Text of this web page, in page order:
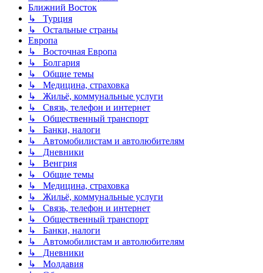
Ближний Восток
↳ Турция
↳ Остальные страны
Европа
↳ Восточная Европа
↳ Болгария
↳ Общие темы
↳ Медицина, страховка
↳ Жильё, коммунальные услуги
↳ Связь, телефон и интернет
↳ Общественный транспорт
↳ Банки, налоги
↳ Автомобилистам и автолюбителям
↳ Дневники
↳ Венгрия
↳ Общие темы
↳ Медицина, страховка
↳ Жильё, коммунальные услуги
↳ Связь, телефон и интернет
↳ Общественный транспорт
↳ Банки, налоги
↳ Автомобилистам и автолюбителям
↳ Дневники
↳ Молдавия